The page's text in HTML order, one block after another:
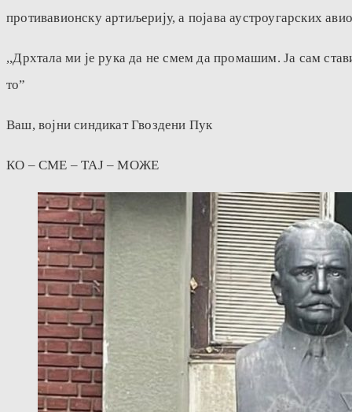
противавионску артиљерију, а појава аустроугарских
,,Дрхтала ми је рука да не смем да промашим. Ја сам
то”
Ваш, војни синдикат Гвоздени Пук
КО – СМЕ – ТАЈ – МОЖЕ